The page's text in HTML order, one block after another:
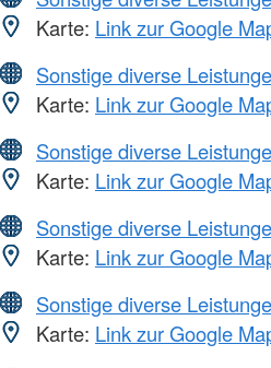
Karte: Link zur Google
Sonstige diverse
Karte: Link zur Google
Sonstige diverse
Karte: Link zur Google
Sonstige diverse
Karte: Link zur Google
Sonstige diverse
Karte: Link zur Google